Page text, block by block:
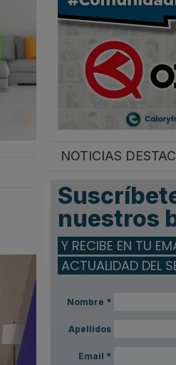
NOTICIAS
nuestros
Y RECIBE EN TU
ACTUALIDAD DEL
Nombre *
Apellidos
Email *